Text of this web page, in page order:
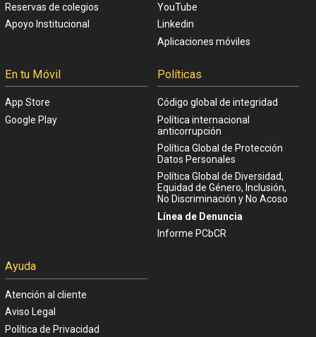
Reservas de colegios
Apoyo Institucional
YouTube
Linkedin
Aplicaciones móviles
En tu Móvil
App Store
Google Play
Políticas
Código global de integridad
Política internacional
anticorrupción
Política Global de Protección
Datos Personales
Política Global de Diversidad,
Equidad de Género, Inclusión,
No Discriminación y No Acoso
Línea de Denuncia
Informe PCbCR
Ayuda
Atención al cliente
Aviso Legal
Política de Privacidad